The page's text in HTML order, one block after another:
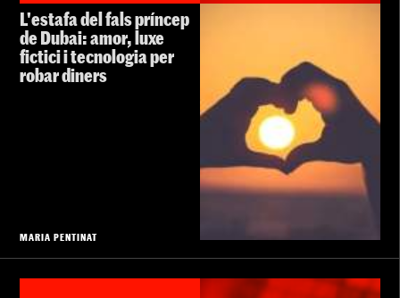
L'estafa del fals príncep
de Dubai: amor, luxe
fictici i tecnologia per
robar diners
MARIA PENTINAT